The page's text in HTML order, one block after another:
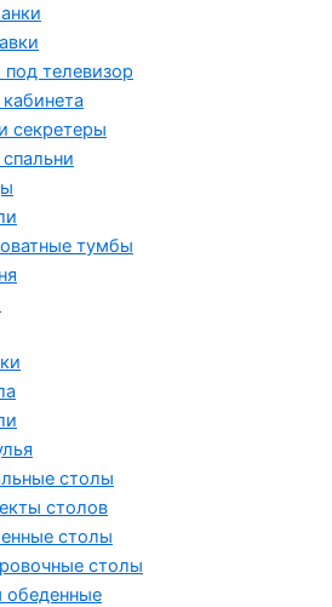
телевизор
секретеры
тумбы
столы
столов
столы
столы